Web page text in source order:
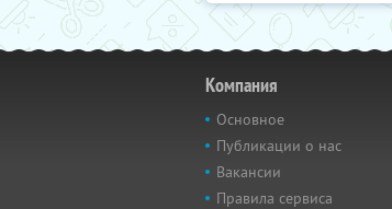
Компания
Основное
Публикации о нас
Вакансии
Правила сервиса